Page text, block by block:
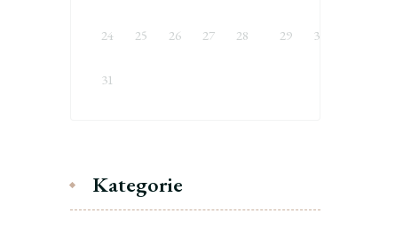
24 25 26 27 28 29 30
31
Kategorie